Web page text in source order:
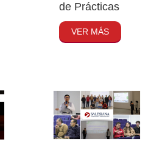
de Prácticas
VER MÁS